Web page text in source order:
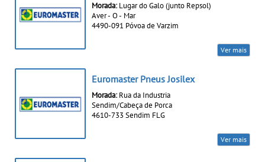
Morada: Lugar do Galo (junto Repsol)
Aver - O - Mar
4490-091 Póvoa de Varzim
Ver mais
Euromaster Pneus Josilex
Morada: Rua da Industria
Sendim/Cabeça de Porca
4610-733 Sendim FLG
Ver mais